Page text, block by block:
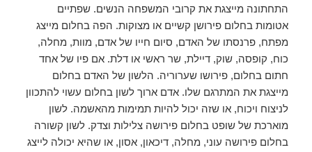
התחתונה מייצגת את קרובי המשפחה הנשים. שפתיים
אטומות בחלום פירושן קשיים או מצוקות. הפה בחלום מייצג
מפתח, פרנסתו של האדם, סיום חייו של אדם, מוות, מחלה,
כוח, קופסה, שוק, דיילת, שר ראשי או דלת. אם פיו של אחד
חתום בחלום, פירושו שערוריה. הלשון של האדם בחלום
מייצגת את המתרגם שלו. אדם ארוך לשון בחלום עשוי להתכוון
לניצוח ויכוח, או שזה יכול להיות תמימות מהאשמה. לשון
מוארכת של שופט בחלום פירושה צלילות וצדק. לשון קשורה
בחלום פירושה עוני, מחלה, דיכאון, אסון, או שהיא יכולה לייצג